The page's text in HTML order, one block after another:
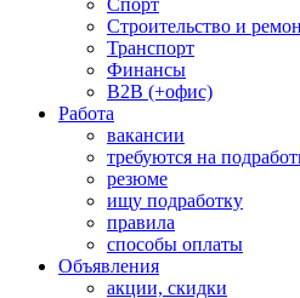
Спорт
Строительство и
Транспорт
Финансы
B2B (+офис)
Работа
вакансии
требуются на
резюме
ищу подработку
правила
способы оплаты
Объявления
акции, скидки